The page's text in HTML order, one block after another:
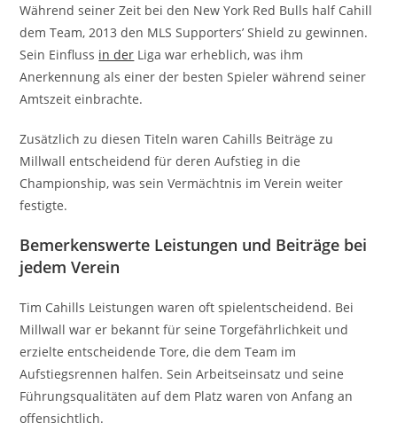
Während seiner Zeit bei den New York Red Bulls half Cahill
dem Team, 2013 den MLS Supporters’ Shield zu gewinnen.
Sein Einfluss in der Liga war erheblich, was ihm
Anerkennung als einer der besten Spieler während seiner
Amtszeit einbrachte.
Zusätzlich zu diesen Titeln waren Cahills Beiträge zu
Millwall entscheidend für deren Aufstieg in die
Championship, was sein Vermächtnis im Verein weiter
festigte.
Bemerkenswerte Leistungen und Beiträge bei
jedem Verein
Tim Cahills Leistungen waren oft spielentscheidend. Bei
Millwall war er bekannt für seine Torgefährlichkeit und
erzielte entscheidende Tore, die dem Team im
Aufstiegsrennen halfen. Sein Arbeitseinsatz und seine
Führungsqualitäten auf dem Platz waren von Anfang an
offensichtlich.